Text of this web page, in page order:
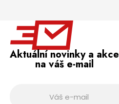
Aktuální novinky a akce
na váš e-mail